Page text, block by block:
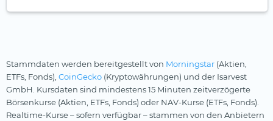
Stammdaten werden bereitgestellt von Morningstar (Aktien,
ETFs, Fonds), CoinGecko (Kryptowährungen) und der Isarvest
GmbH. Kursdaten sind mindestens 15 Minuten zeitverzögerte
Börsenkurse (Aktien, ETFs, Fonds) oder NAV-Kurse (ETFs, Fonds).
Realtime-Kurse – sofern verfügbar – stammen von den Anbietern